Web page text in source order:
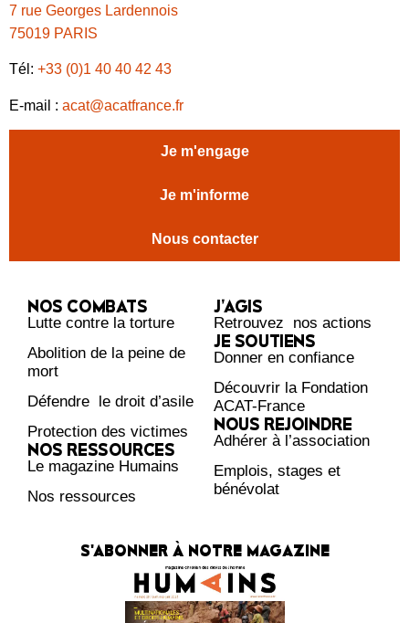
7 rue Georges Lardennois
75019 PARIS
Tél: +33 (0)1 40 40 42 43
E-mail : acat@acatfrance.fr
Je m'engage
Je m'informe
Nous contacter
NOS COMBATS
Lutte contre la torture
Abolition de la peine de
mort
Défendre le droit d’asile
Protection des victimes
NOS RESSOURCES
Le magazine Humains
Nos ressources
J’AGIS
Retrouvez nos actions
JE SOUTIENS
Donner en confiance
Découvrir la Fondation
ACAT-France
NOUS REJOINDRE
Adhérer à l’association
Emplois, stages et
bénévolat
S'ABONNER À NOTRE MAGAZINE